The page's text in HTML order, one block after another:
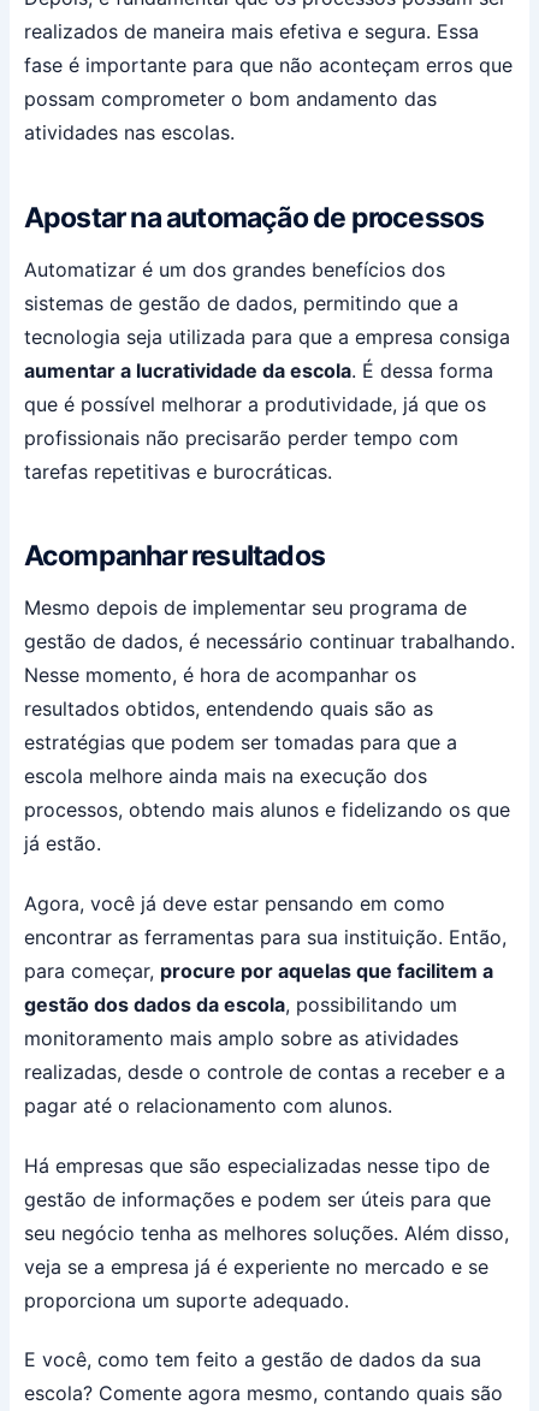
realizados de maneira mais efetiva e segura. Essa
fase é importante para que não aconteçam erros que
possam comprometer o bom andamento das
atividades nas escolas.
Apostar na automação de processos
Automatizar é um dos grandes benefícios dos
sistemas de gestão de dados, permitindo que a
tecnologia seja utilizada para que a empresa consiga
aumentar a lucratividade da escola. É dessa forma
que é possível melhorar a produtividade, já que os
profissionais não precisarão perder tempo com
tarefas repetitivas e burocráticas.
Acompanhar resultados
Mesmo depois de implementar seu programa de
gestão de dados, é necessário continuar trabalhando.
Nesse momento, é hora de acompanhar os
resultados obtidos, entendendo quais são as
estratégias que podem ser tomadas para que a
escola melhore ainda mais na execução dos
processos, obtendo mais alunos e fidelizando os que
já estão.
Agora, você já deve estar pensando em como
encontrar as ferramentas para sua instituição. Então,
para começar, procure por aquelas que facilitem a
gestão dos dados da escola, possibilitando um
monitoramento mais amplo sobre as atividades
realizadas, desde o controle de contas a receber e a
pagar até o relacionamento com alunos.
Há empresas que são especializadas nesse tipo de
gestão de informações e podem ser úteis para que
seu negócio tenha as melhores soluções. Além disso,
veja se a empresa já é experiente no mercado e se
proporciona um suporte adequado.
E você, como tem feito a gestão de dados da sua
escola? Comente agora mesmo, contando quais são